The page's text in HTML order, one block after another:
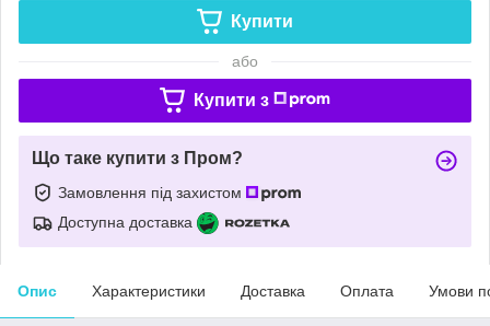
Купити
або
Купити з
Що таке купити з Пром?
Замовлення під захистом
Доступна доставка
Опис Характеристики Доставка Оплата Умови